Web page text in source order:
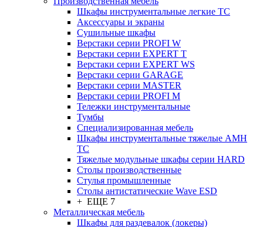
Шкафы инструментальные легкие ТС
Аксессуары и экраны
Cушильные шкафы
Верстаки серии PROFI W
Верстаки серии EXPERT T
Верстаки серии EXPERT WS
Верстаки серии GARAGE
Верстаки серии MASTER
Верстаки серии PROFI M
Тележки инструментальные
Тумбы
Cпециализированная мебель
Шкафы инструментальные тяжелые AMH
TC
Тяжелые модульные шкафы серии HARD
Столы производственные
Стулья промышленные
Столы антистатические Wave ESD
+ ЕЩЕ 7
Металлическая мебель
Шкафы для раздевалок (локеры)